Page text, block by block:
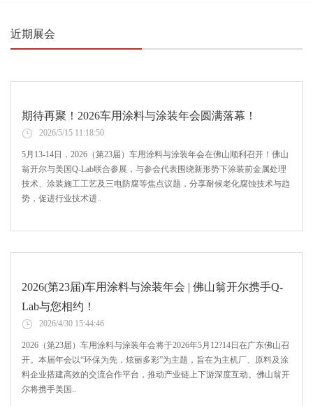
近期展会
期待再聚！2026车用涂料与涂装年会圆满落幕！
2026/5/15 11:18:50
5月13-14日，2026（第23届）车用涂料与涂装年会在佛山顺利召开！佛山
翁开尔与美国Q-Lab联合参展，与参会代表围绕新形势下涂装前金属处理
技术、涂装施工工艺及三电防腐等焦点议题，分享耐候老化腐蚀技术与趋
势，促进行业技术进..
2026(第23届)车用涂料与涂装年会 | 佛山翁开尔携手Q-
Lab与您相约！
2026/4/30 15:44:46
2026（第23届）车用涂料与涂装年会将于2026年5月12?14日在广东佛山召
开。本届年会以“环保为先，炫丽多彩”为主题，旨在为主机厂、原料及涂
料企业搭建高效的交流合作平台，推动产业链上下游深度互动。佛山翁开
尔将携手美国..